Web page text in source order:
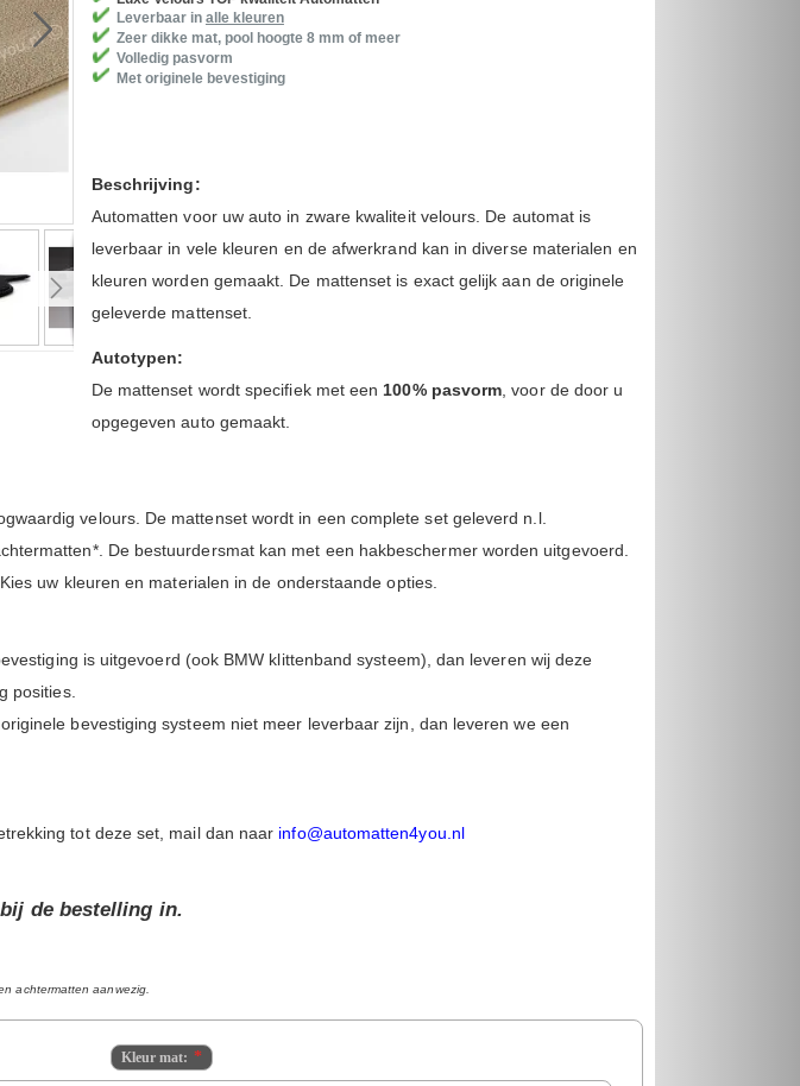
Leverbaar in alle kleuren
Zeer dikke mat, pool hoogte 8 mm of meer
Volledig pasvorm
Met originele bevestiging
Beschrijving:
Automatten voor uw auto in zware kwaliteit velours. De automat is
leverbaar in vele kleuren en de afwerkrand kan in diverse materialen en
kleuren worden gemaakt. De mattenset is exact gelijk aan de originele
geleverde mattenset.
Autotypen:
De mattenset wordt specifiek met een 100% pasvorm , voor de door u
opgegeven auto gemaakt.
velours. De mattenset wordt in een complete set geleverd n.l.
De bestuurdersmat kan met een hakbeschermer worden uitgevoerd.
uw kleuren en materialen in de onderstaande opties.
is uitgevoerd (ook BMW klittenband systeem), dan leveren wij deze
posities.
bevestiging systeem niet meer leverbaar zijn, dan leveren we een
tot deze set, mail dan naar info@automatten4you.nl
de bestelling in.
achtermatten aanwezig.
Kleur mat: